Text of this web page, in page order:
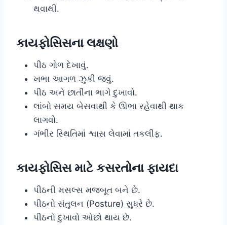
થવાથી.
કાયફોસિસના લક્ષણો
પીઠ ગોળ દેખાવું.
ખભા આગળ ઝુકી જવું.
પીઠ અને છાતીના ભાગે દુખાવો.
લાંબો સમય બેસવાથી કે ઊભા રહેવાથી થાક
લાગવો.
ગંભીર સ્થિતિમાં શ્વાસ લેવામાં તકલીફ.
કાયફોસિસ માટે કસરતોના ફાયદા
પીઠની મસલ્સ મજબૂત બને છે.
પીઠનો સંતુલન (Posture) સુધરે છે.
પીઠનો દુખાવો ઓછો થાય છે.